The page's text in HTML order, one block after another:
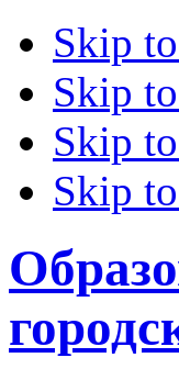
Skip
Skip
Skip
Skip